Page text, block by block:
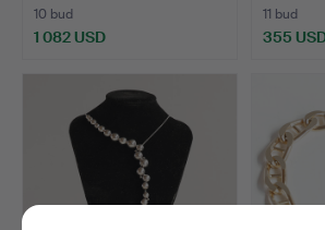
10 bud
1 082 USD
11 bud
355